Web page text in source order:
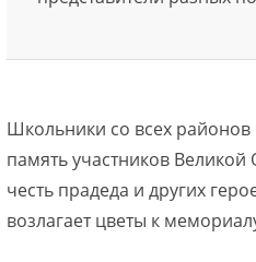
Школьники со всех
память участников
честь прадеда и других
возлагает цветы к